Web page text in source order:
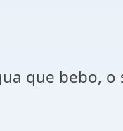
que bebo, o